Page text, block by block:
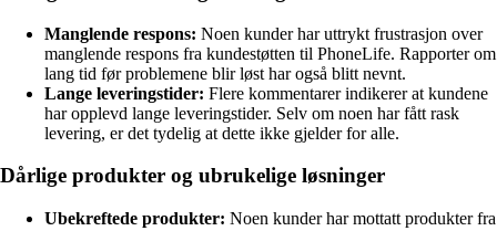
Manglende respons: Noen kunder har uttrykt frustrasjon over
manglende respons fra kundestøtten til PhoneLife. Rapporter om
lang tid før problemene blir løst har også blitt nevnt.
Lange leveringstider: Flere kommentarer indikerer at kundene
har opplevd lange leveringstider. Selv om noen har fått rask
levering, er det tydelig at dette ikke gjelder for alle.
Dårlige produkter og ubrukelige løsninger
Ubekreftede produkter: Noen kunder har mottatt produkter fra